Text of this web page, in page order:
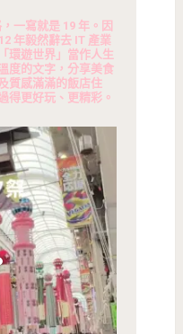
一寫就是 19 年。因
年毅然辭去 IT 產業
環遊世界」當作人生
度的文字，分享美食
質感滿滿的飯店住
得更好玩、更精彩。